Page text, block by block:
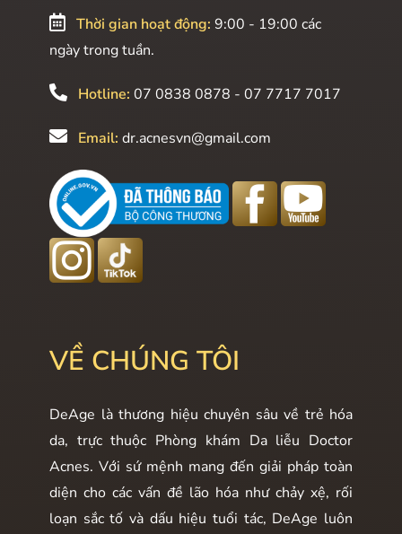
Thời gian hoạt động: 9:00 - 19:00 các
ngày trong tuần.
Hotline: 07 0838 0878 - 07 7717 7017
Email: dr.acnesvn@gmail.com
VỀ CHÚNG TÔI
DeAge là thương hiệu chuyên sâu về trẻ hóa
da, trực thuộc Phòng khám Da liễu Doctor
Acnes. Với sứ mệnh mang đến giải pháp toàn
diện cho các vấn đề lão hóa như chảy xệ, rối
loạn sắc tố và dấu hiệu tuổi tác, DeAge luôn